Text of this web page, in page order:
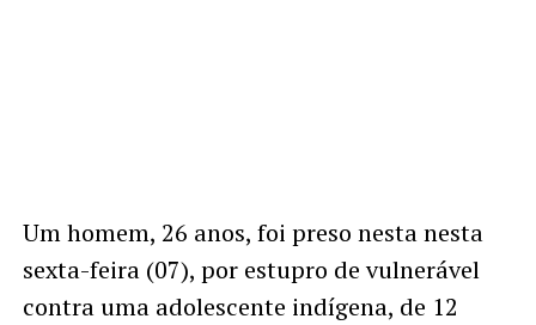
Um homem, 26 anos, foi preso nesta nesta
sexta-feira (07), por estupro de vulnerável
contra uma adolescente indígena, de 12